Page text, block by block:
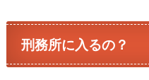
刑務所に入るの？